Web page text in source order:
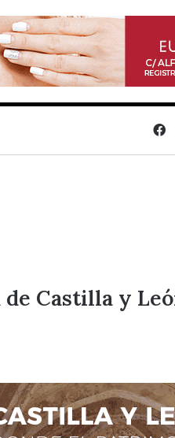
Castilla y